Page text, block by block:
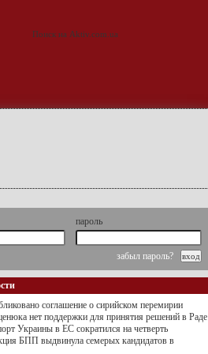
пароль
забыл пароль?
соглашение о сирийском перемирии
нет поддержки для принятия решений в Раде
Украины в ЕС сократился на четверть
БПП выдвинула семерых кандидатов в